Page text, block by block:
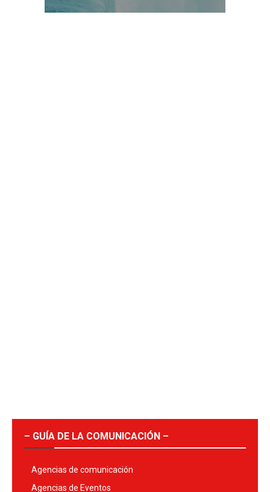
– GUÍA DE LA COMUNICACIÓN –
Agencias de comunicación
Agencias de Eventos